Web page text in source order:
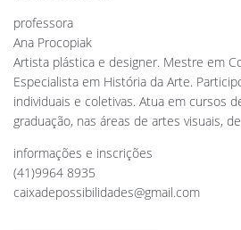
professora
Ana Procopiak
Artista plástica e designer. Mestre em
Especialista em História da Arte.
individuais e coletivas. Atua em cursos
graduação, nas áreas de artes visuais,
informações e inscrições
(41)9964 8935
caixadepossibilidades@gmail.com